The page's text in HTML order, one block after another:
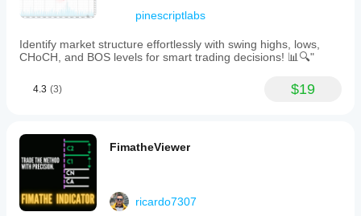
pinescriptlabs
Identify market structure effortlessly with swing highs, lows,
CHoCH, and BOS levels for smart trading decisions! 📊🔍"
4.3 (3) $19
FimatheViewer
ricardo7307